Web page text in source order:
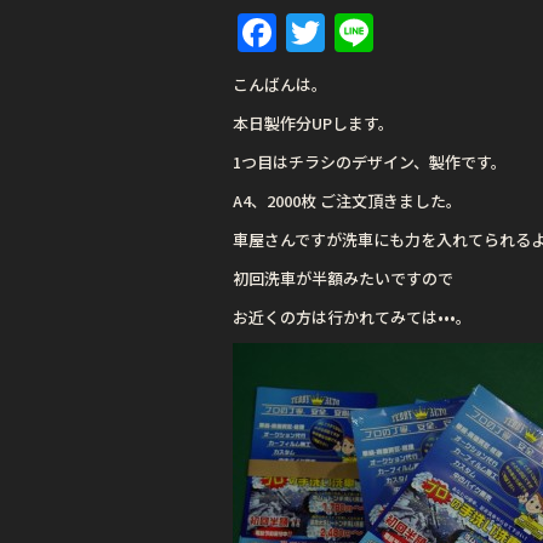
F
a
c
e
b
o
o
k
T
w
it
te
r
e
こんばんは。
本日製作分UPします。
1つ目はチラシのデザイン、製作です。
A4、2000枚 ご注文頂きました。
車屋さんですが洗車にも力を入れてられる
初回洗車が半額みたいですので
お近くの方は行かれてみては•••。